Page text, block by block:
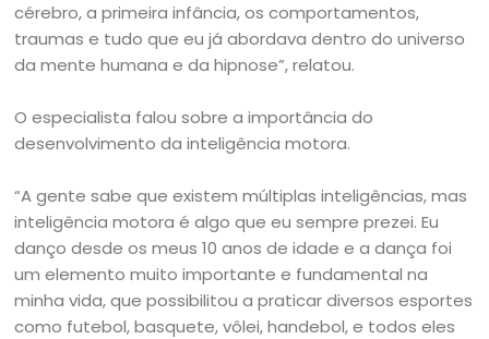
cérebro, a primeira infância, os comportamentos,
traumas e tudo que eu já abordava dentro do universo
da mente humana e da hipnose”, relatou.
O especialista falou sobre a importância do
desenvolvimento da inteligência motora.
“A gente sabe que existem múltiplas inteligências, mas
inteligência motora é algo que eu sempre prezei. Eu
danço desde os meus 10 anos de idade e a dança foi
um elemento muito importante e fundamental na
minha vida, que possibilitou a praticar diversos esportes
como futebol, basquete, vôlei, handebol, e todos eles